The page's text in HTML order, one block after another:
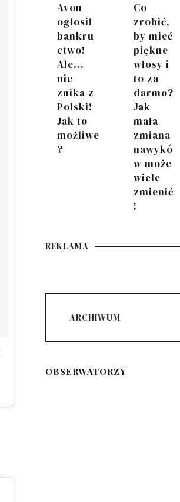
Avon
ogłosił
bankru
ctwo!
Ale...
nie
znika z
Polski!
Jak to
możliwe
?
Co
zrobić,
by mieć
piękne
włosy i
to za
darmo?
Jak
mała
zmiana
nawykó
w może
wiele
zmienić
!
REKLAMA
ARCHIWUM
OBSERWATORZY